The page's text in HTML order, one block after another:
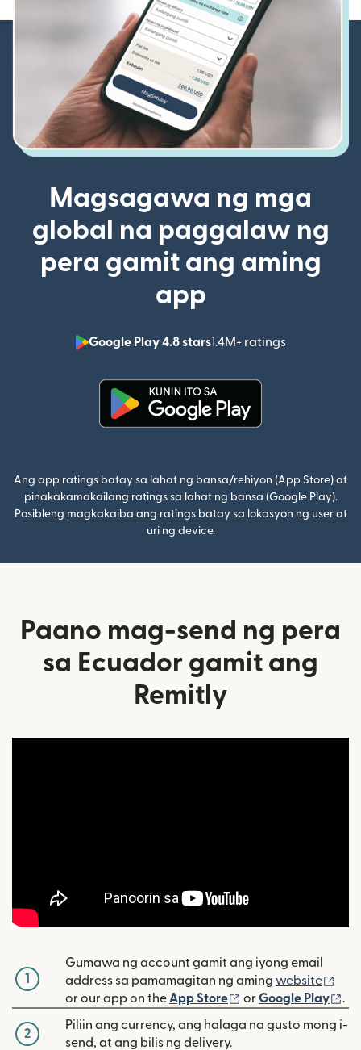
Magsagawa ng mga
global na paggalaw ng
pera gamit ang aming
app
Google Play 4.8 stars1.4M+ ratings
(bubukas
Ang app ratings batay sa lahat ng bansa/rehiyon (App Store) at
pinakakamakailang ratings sa lahat ng bansa (Google Play).
Posibleng magkakaiba ang ratings batay sa lokasyon ng user at
uri ng device.
Paano mag-send ng pera
sa Ecuador gamit ang
Remitly
1
Gumawa ng account gamit ang iyong email
address sa pamamagitan ng aming website
or our app on the App Store (bubukas sa
orGoogle Play .
2
Piliin ang currency, ang halaga na gusto mong i-
send, at ang bilis ng delivery.